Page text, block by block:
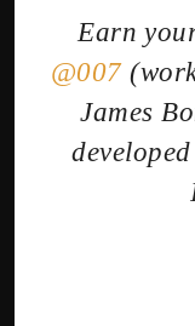
Earn
@007
James